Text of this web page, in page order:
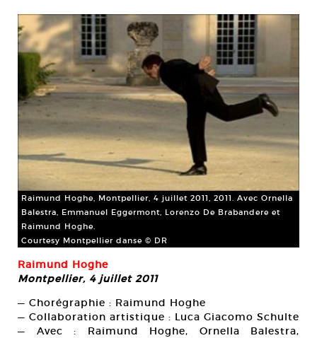
Raimund Hoghe, Montpellier, 4 juillet 2011, 2011. Avec Ornella
Balestra, Emmanuel Eggermont, Lorenzo De Brabandere et
Raimund Hoghe.
Courtesy Montpellier danse © DR
Raimund Hoghe
Montpellier, 4 juillet 2011
— Chorégraphie : Raimund Hoghe
— Collaboration artistique : Luca Giacomo Schulte
— Avec : Raimund Hoghe, Ornella Balestra,